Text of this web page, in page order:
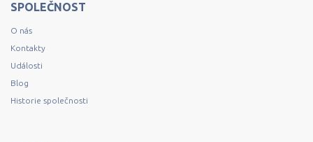
SPOLEČNOST
O nás
Kontakty
Události
Blog
Historie společnosti